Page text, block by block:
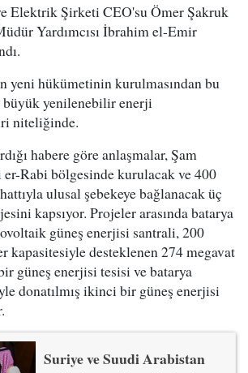
Elektrik Şirketi CEO'su Ömer Şakruk
Yardımcısı İbrahim el-Emir
yeni hükümetinin kurulmasından bu
büyük yenilenebilir enerji
niteliğinde.
habere göre anlaşmalar, Şam
er-Rabi bölgesinde kurulacak ve 400
ulusal şebekeye bağlanacak üç
kapsıyor. Projeler arasında batarya
güneş enerjisi santrali, 200
kapasitesiyle desteklenen 274 megavat
güneş enerjisi tesisi ve batarya
donatılmış ikinci bir güneş enerjisi
Suriye ve Suudi Arabistan